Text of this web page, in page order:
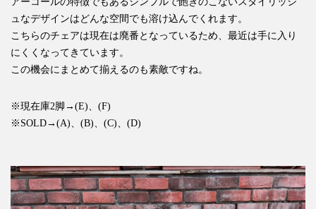
ュなデザインはどんな空間でも溶け込んでくれます。
こちらのチェアは現在は廃番となっているため、最近は手に入り
にくくなってきています。
この機会にまとめて揃えるのも素敵ですね。
※現在庫2脚→(E)、(F)
※SOLD→(A)、(B)、(C)、(D)